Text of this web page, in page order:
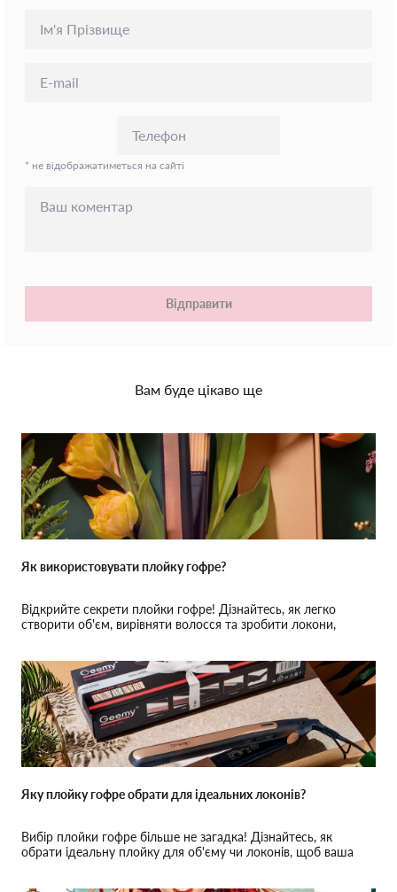
* не відображатиметься на сайті
Відправити
Вам буде цікаво ще
Як використовувати плойку гофре?
Відкрийте секрети плойки гофре! Дізнайтесь, як легко
створити об'єм, вирівняти волосся та зробити локони,
Яку плойку гофре обрати для ідеальних локонів?
Вибір плойки гофре більше не загадка! Дізнайтесь, як
обрати ідеальну плойку для об'єму чи локонів, щоб ваша